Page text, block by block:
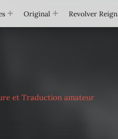
Original Revolver Reign
et Traduction amateur